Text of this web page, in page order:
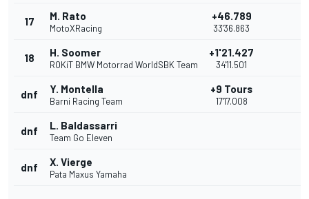
17 M. Rato
MotoXRacing
+46.789
33'36.863
18 H. Soomer
ROKiT BMW Motorrad WorldSBK Team
+1'21.427
34'11.501
dnf Y. Montella
Barni Racing Team
+9 Tours
17'17.008
dnf L. Baldassarri
Team Go Eleven
dnf X. Vierge
Pata Maxus Yamaha